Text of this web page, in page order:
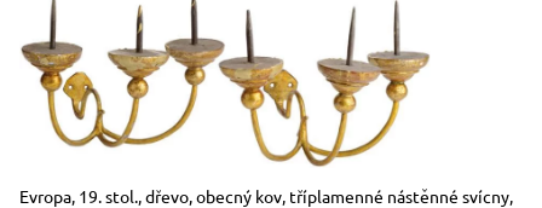
Rozměry
Stručný popis předmětu
Evropa, 19. stol., dřevo, obecný kov, tříplamenné nástěnné svícny,